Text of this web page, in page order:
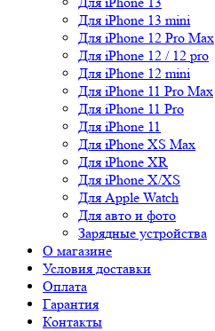
Для iPhone 13 mini
Для iPhone 12 Pro Max
Для iPhone 12 / 12 pro
Для iPhone 12 mini
Для iPhone 11 Pro Max
Для iPhone 11 Pro
Для iPhone 11
Для iPhone XS Max
Для iPhone XR
Для iPhone X/XS
Для Apple Watch
Для авто и фото
Зарядные устройства
О магазине
Условия доставки
Оплата
Гарантия
Контакты